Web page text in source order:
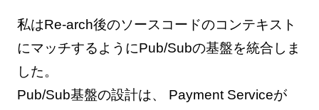
私はRe-arch後のソースコードのコンテキスト
にマッチするようにPub/Subの基盤を統合しま
した。
Pub/Sub基盤の設計は、 Payment Serviceが